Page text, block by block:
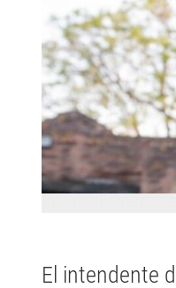
El intendente